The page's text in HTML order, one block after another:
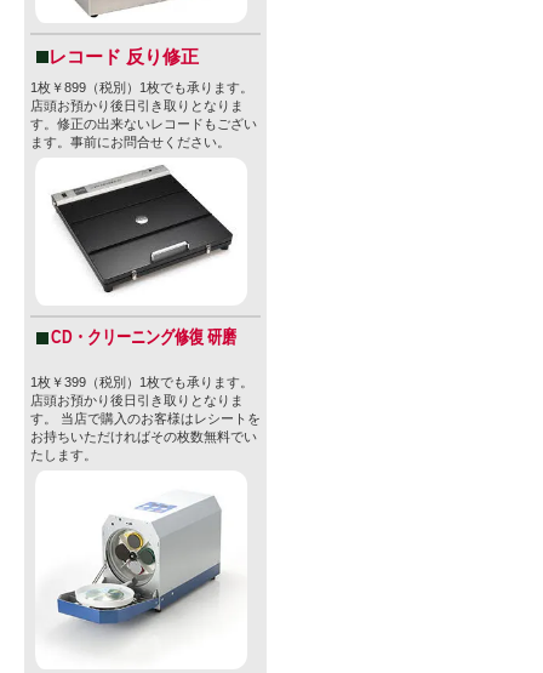
レコード 反り修正
1枚￥899（税別）1枚でも承ります。
店頭お預かり後日引き取りとなりま
す。修正の出来ないレコードもござい
ます。事前にお問合せください。
CD・クリーニング修復 研磨
1枚￥399（税別）1枚でも承ります。
店頭お預かり後日引き取りとなりま
す。 当店で購入のお客様はレシートを
お持ちいただければその枚数無料でい
たします。